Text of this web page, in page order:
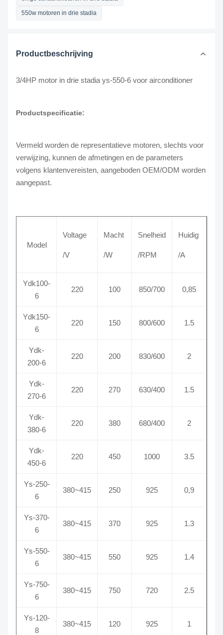
550w motoren in drie stadia
Productbeschrijving
3/4HP motor in drie stadia ys-550-6 voor airconditioner
Productspecificatie:
Vermeld worden de representatieve motoren, slechts voor
verwijzing, kunnen de afmetingen en de parameters
volgens klantenvereisten, aangeboden OEM/ODM worden
aangepast.
Model
Voltage
/V
Macht
/W
Snelheid
/RPM
Huidig
/A
Ydk100-
6
220 100 850/700 0,85
Ydk150-
6
220 150 800/600 1.5
Ydk-
200-6
220 200 830/600 2
Ydk-
270-6
220 270 630/400 1.5
Ydk-
380-6
220 380 680/400 2
Ydk-
450-6
220 450 1000 3.5
Ys-250-
6
380~415 250 925 0,9
Ys-370-
6
380~415 370 925 1.3
Ys-550-
6
380~415 550 925 1.4
Ys-750-
6
380~415 750 720 2.5
Ys-120-
8
380~415 120 925 1